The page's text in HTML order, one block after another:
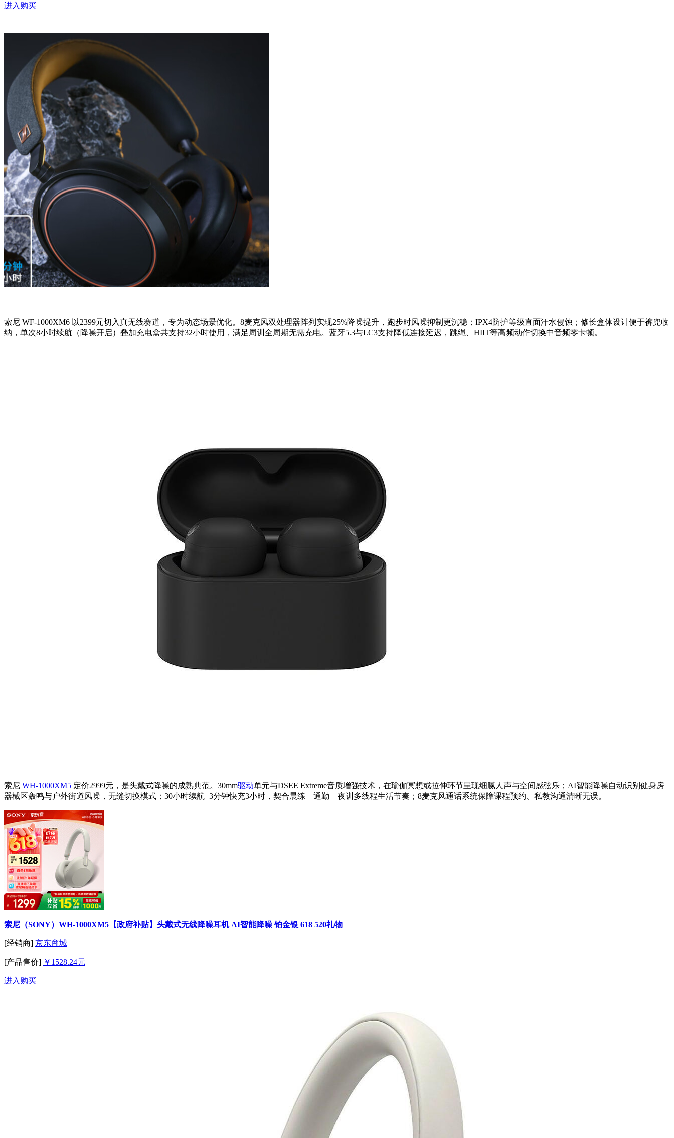
进入购买
索尼 WF-1000XM6 以2399元切入真无线赛道，专为动态场景优化。8麦克风双处理器阵列实现25%降噪提升，跑步时风噪抑制更沉稳；IPX4防护等级直面汗水侵蚀；修长盒体设计便于裤兜收
纳，单次8小时续航（降噪开启）叠加充电盒共支持32小时使用，满足周训全周期无需充电。蓝牙5.3与LC3支持降低连接延迟，跳绳、HIIT等高频动作切换中音频零卡顿。
索尼 WH-1000XM5 定价2999元，是头戴式降噪的成熟典范。30mm驱动单元与DSEE Extreme音质增强技术，在瑜伽冥想或拉伸环节呈现细腻人声与空间感弦乐；AI智能降噪自动识别健身房
器械区轰鸣与户外街道风噪，无缝切换模式；30小时续航+3分钟快充3小时，契合晨练—通勤—夜训多线程生活节奏；8麦克风通话系统保障课程预约、私教沟通清晰无误。
索尼（SONY）WH-1000XM5【政府补贴】头戴式无线降噪耳机 AI智能降噪 铂金银 618 520礼物
[经销商] 京东商城
[产品售价] ￥1528.24元
进入购买